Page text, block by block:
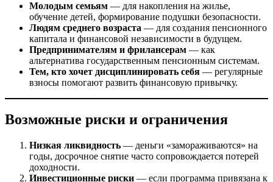
Молодым семьям — для накопления на жилье,
обучение детей, формирование подушки безопасности.
Людям среднего возраста — для создания пенсионного
капитала и финансовой независимости в будущем.
Предпринимателям и фрилансерам — как
альтернатива государственным пенсионным системам.
Тем, кто хочет дисциплинировать себя — регулярные
взносы помогают развить финансовую привычку.
Возможные риски и ограничения
Низкая ликвидность — деньги «замораживаются» на
годы, досрочное снятие часто сопровождается потерей
доходности.
Инвестиционные риски — если программа привязана к